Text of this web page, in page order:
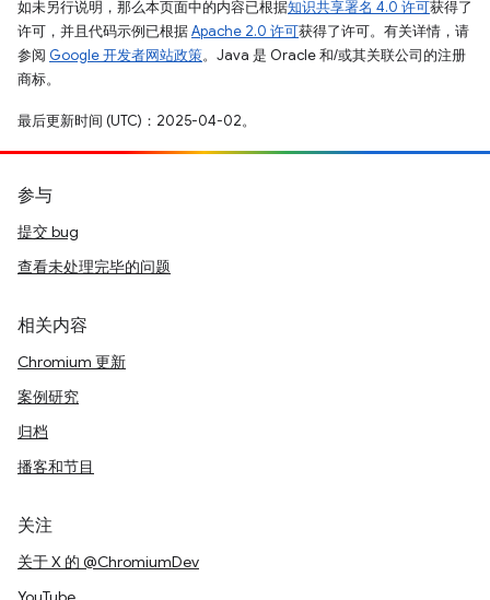
如未另行说明，那么本页面中的内容已根据知识共享署名 4.0 许可获得了
许可，并且代码示例已根据Apache 2.0 许可获得了许可。有关详情，请
参阅 Google 开发者网站政策。Java 是 Oracle 和/或其关联公司的注册
商标。
最后更新时间 (UTC)：2025-04-02。
参与
提交 bug
查看未处理完毕的问题
相关内容
Chromium 更新
案例研究
归档
播客和节目
关注
关于 X 的 @ChromiumDev